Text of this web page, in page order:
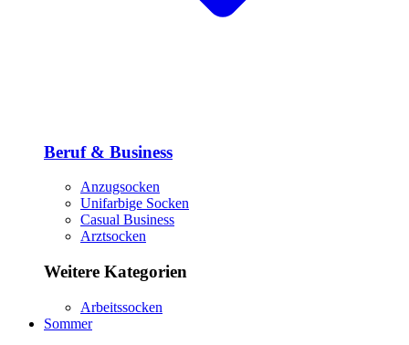
Beruf & Business
Anzugsocken
Unifarbige Socken
Casual Business
Arztsocken
Weitere Kategorien
Arbeitssocken
Sommer